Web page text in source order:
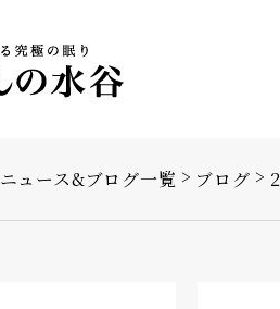
ニュース&ブログ一覧 ブログ